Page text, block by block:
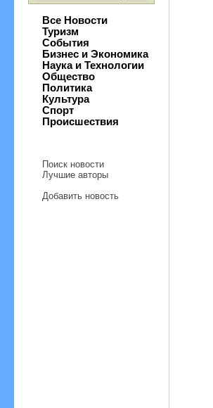
Все Новости
Туризм
События
Бизнес и Экономика
Наука и Технологии
Общество
Политика
Культура
Спорт
Происшествия
Поиск новости
Лучшие авторы
Добавить новость